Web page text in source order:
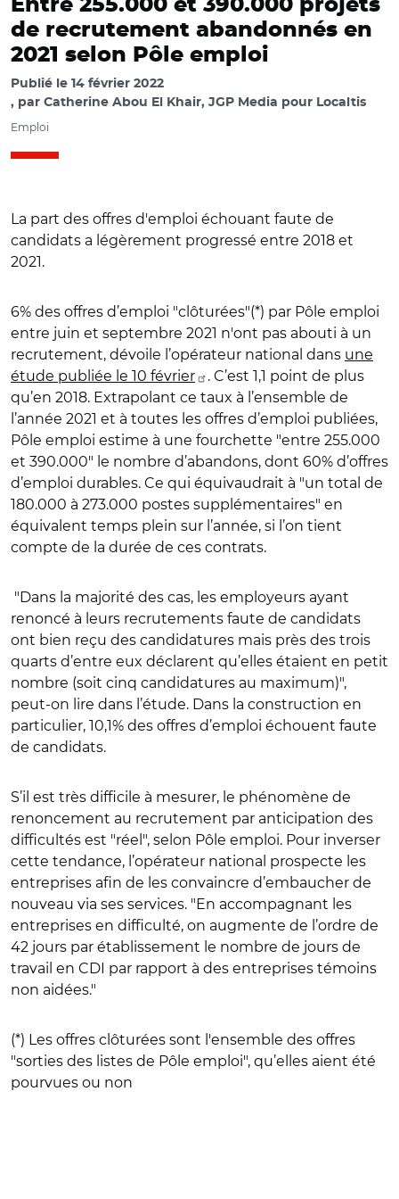
Entre 255.000 et 390.000 projets
de recrutement abandonnés en
2021 selon Pôle emploi
Publié le 14 février 2022
par Catherine Abou El Khair, JGP Media pour Localtis
Emploi
La part des offres d'emploi échouant faute de
candidats a légèrement progressé entre 2018 et
2021.
6% des offres d’emploi "clôturées"(*) par Pôle emploi
entre juin et septembre 2021 n'ont pas abouti à un
recrutement, dévoile l’opérateur national dans une
étude publiée le 10 février
. C’est 1,1 point de plus
qu’en 2018. Extrapolant ce taux à l’ensemble de
l’année 2021 et à toutes les offres d’emploi publiées,
Pôle emploi estime à une fourchette "entre 255.000
et 390.000" le nombre d’abandons, dont 60% d’offres
d’emploi durables. Ce qui équivaudrait à "un total de
180.000 à 273.000 postes supplémentaires" en
équivalent temps plein sur l’année, si l’on tient
compte de la durée de ces contrats.
"Dans la majorité des cas, les employeurs ayant
renoncé à leurs recrutements faute de candidats
ont bien reçu des candidatures mais près des trois
quarts d’entre eux déclarent qu’elles étaient en petit
nombre (soit cinq candidatures au maximum)",
peut-on lire dans l’étude. Dans la construction en
particulier, 10,1% des offres d’emploi échouent faute
de candidats.
S’il est très difficile à mesurer, le phénomène de
renoncement au recrutement par anticipation des
difficultés est "réel", selon Pôle emploi. Pour inverser
cette tendance, l’opérateur national prospecte les
entreprises afin de les convaincre d’embaucher de
nouveau via ses services. "En accompagnant les
entreprises en difficulté, on augmente de l’ordre de
42 jours par établissement le nombre de jours de
travail en CDI par rapport à des entreprises témoins
non aidées."
(*) Les offres clôturées sont l'ensemble des offres
"sorties des listes de Pôle emploi", qu’elles aient été
pourvues ou non